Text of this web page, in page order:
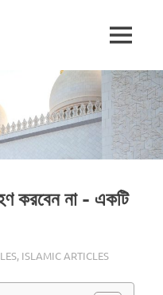
MENU
করবেন না - একটি
, ISLAMIC ARTICLES